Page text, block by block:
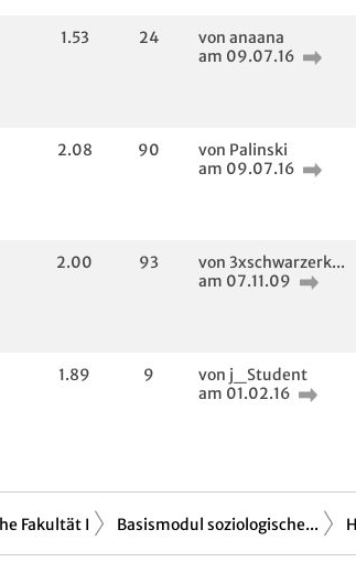
1.53 24
von anaana
am 09.07.16
2.08 90
von Palinski
am 09.07.16
2.00 93
von 3xschwarzerk...
am 07.11.09
1.89 9
von j_Student
am 01.02.16
Fakultät I Basismodul soziologische...